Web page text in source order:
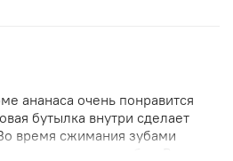
ананаса очень понравится
бутылка внутри сделает
время сжимания зубами